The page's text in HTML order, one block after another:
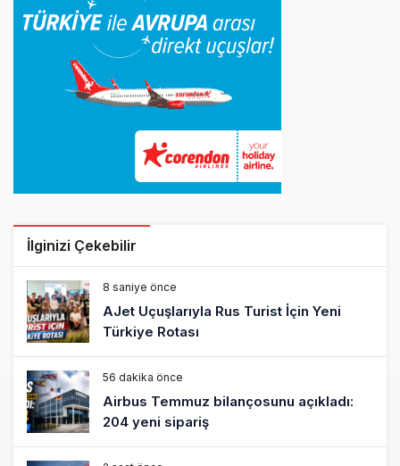
İlginizi Çekebilir
8 saniye önce
AJet Uçuşlarıyla Rus Turist İçin Yeni
Türkiye Rotası
56 dakika önce
Airbus Temmuz bilançosunu açıkladı:
204 yeni sipariş